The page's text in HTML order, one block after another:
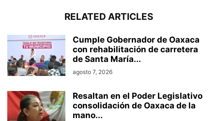
RELATED ARTICLES
Cumple Gobernador de Oaxaca
con rehabilitación de carretera
de Santa María...
agosto 7, 2026
Resaltan en el Poder Legislativo
consolidación de Oaxaca de la
mano...